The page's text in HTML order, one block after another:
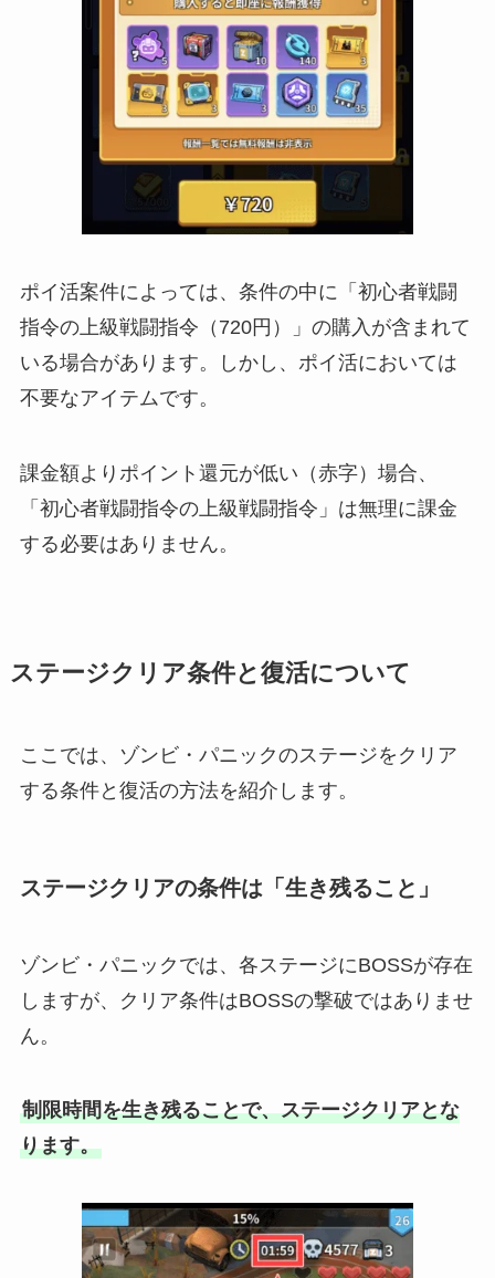
ポイ活案件によっては、条件の中に「初心者戦闘
指令の上級戦闘指令（720円）」の購入が含まれて
いる場合があります。しかし、ポイ活においては
不要なアイテムです。
課金額よりポイント還元が低い（赤字）場合、
「初心者戦闘指令の上級戦闘指令」は無理に課金
する必要はありません。
ステージクリア条件と復活について
ここでは、ゾンビ・パニックのステージをクリア
する条件と復活の方法を紹介します。
ステージクリアの条件は「生き残ること」
ゾンビ・パニックでは、各ステージにBOSSが存在
しますが、クリア条件はBOSSの撃破ではありませ
ん。
制限時間を生き残ることで、ステージクリアとな
ります。